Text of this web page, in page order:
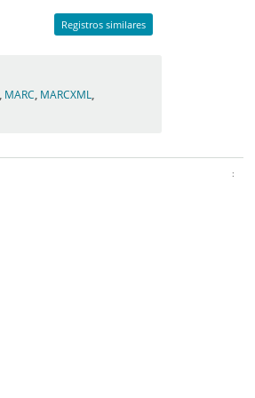
Registros similares
MARC MARCXML
: